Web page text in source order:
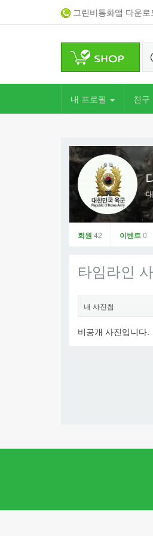
그린비통화앱 다운로
내 프로필 친구
회원 42 이벤트0
타임라인
내 사진첩
비공개 사진입니다.